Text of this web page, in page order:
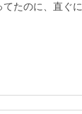
たのに、直ぐ